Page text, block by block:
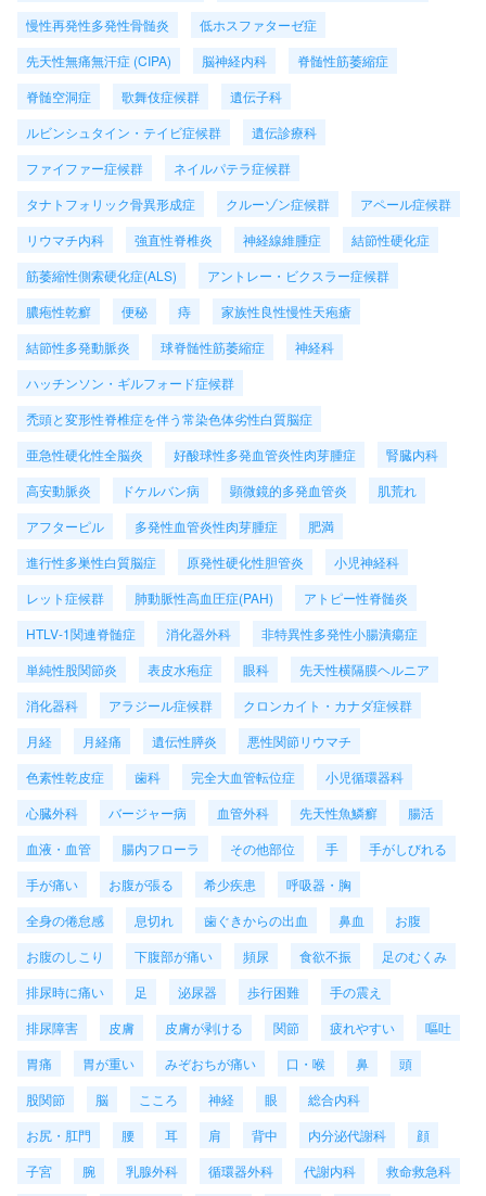
慢性再発性多発性骨髄炎
低ホスファターゼ症
先天性無痛無汗症 (CIPA)
脳神経内科
脊髄性筋萎縮症
脊髄空洞症
歌舞伎症候群
遺伝子科
ルビンシュタイン・テイビ症候群
遺伝診療科
ファイファー症候群
ネイルパテラ症候群
タナトフォリック骨異形成症
クルーゾン症候群
アペール症候群
リウマチ内科
強直性脊椎炎 神経線維腫症
結節性硬化症
筋萎縮性側索硬化症(ALS)
アントレー・ビクスラー症候群
膿疱性乾癬
便秘 痔
家族性良性慢性天疱瘡
結節性多発動脈炎
球脊髄性筋萎縮症
神経科
ハッチンソン・ギルフォード症候群
禿頭と変形性脊椎症を伴う常染色体劣性白質脳症
亜急性硬化性全脳炎
好酸球性多発血管炎性肉芽腫症
腎臓内科
高安動脈炎
ドケルバン病 顕微鏡的多発血管炎
肌荒れ
アフターピル
多発性血管炎性肉芽腫症
肥満
進行性多巣性白質脳症
原発性硬化性胆管炎
小児神経科
レット症候群
肺動脈性高血圧症(PAH)
アトピー性脊髄炎
HTLV-1関連脊髄症
消化器外科
非特異性多発性小腸潰瘍症
単純性股関節炎
表皮水疱症 眼科
先天性横隔膜ヘルニア
消化器科
アラジール症候群
クロンカイト・カナダ症候群
月経
月経痛 遺伝性膵炎
悪性関節リウマチ
色素性乾皮症
歯科 完全大血管転位症
小児循環器科
心臓外科
バージャー病 血管外科 先天性魚鱗癬
腸活
血液・血管
腸内フローラ その他部位 手
手がしびれる
手が痛い
お腹が張る 希少疾患
呼吸器・胸
全身の倦怠感
息切れ 歯ぐきからの出血 鼻血
お腹
お腹のしこり
下腹部が痛い 頻尿 食欲不振
足のむくみ
排尿時に痛い
足 泌尿器 歩行困難
手の震え
排尿障害
皮膚 皮膚が剥ける 関節 疲れやすい
嘔吐
胃痛
胃が重い みぞおちが痛い 口・喉 鼻
頭
股関節
脳 こころ 神経 眼
総合内科
お尻・肛門
腰 耳 肩 背中 内分泌代謝科
顔
子宮
腕 乳腺外科 循環器外科 代謝内科
救命救急科